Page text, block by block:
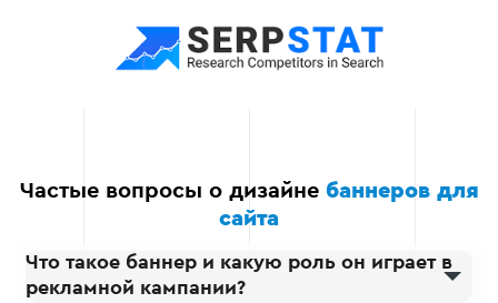
Частые вопросы о дизайне баннеров для
сайта
Что такое баннер и какую роль он играет в
рекламной кампании?